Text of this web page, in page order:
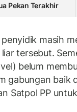
Pekan Terakhir
masih
tersebut.
belum
gabungan baik
Satpol PP